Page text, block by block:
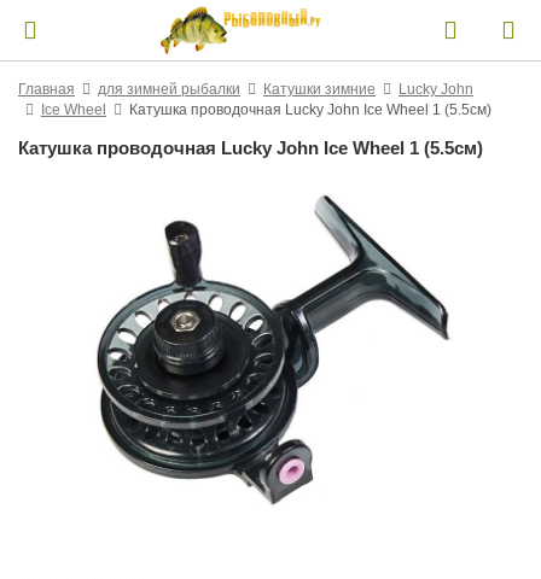
Главная для зимней рыбалки Катушки зимние
Lucky John
Ice Wheel
Катушка проводочная Lucky John Ice Wheel 1 (5.5см)
Катушка проводочная Lucky John Ice Wheel 1 (5.5см)